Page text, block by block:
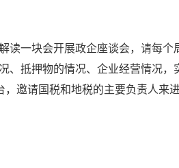
一块会开展政企座谈会，请每个
、抵押物的情况、企业经营情况，
邀请国税和地税的主要负责人来